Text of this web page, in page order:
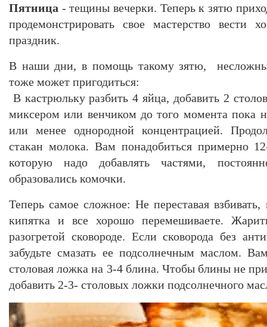
Пятница - тещины вечерки. Теперь к зятю
продемонстрировать свое мастерство вести
праздник.
В наши дни, в помощь такому зятю,
тоже может пригодиться:
В кастрюльку разбить 4 яйца, добавить 2
миксером или венчиком до того момента пока
или менее однородной концентрацией.
стакан молока. Вам понадобиться примерно
которую надо добавлять частями,
образовались комочки.
Теперь самое сложное: Не переставая
кипятка и все хорошо перемешиваете.
разогретой сковороде. Если сковорода без
забудьте смазать ее подсолнечным маслом.
столовая ложка на 3-4 блина. Чтобы блины не
добавить 2-3- столовых ложки подсолнечного